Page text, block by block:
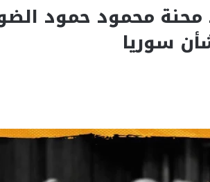
محنة محمود حمود
سوريا